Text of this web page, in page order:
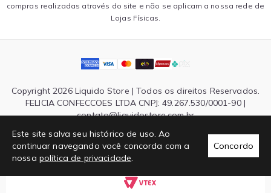
Este site salva seu histórico de uso. Ao
continuar navegando você concorda com a
nossa política de privacidade.
Concordo
compras realizadas através do site e não se aplicam a nossa rede de
Lojas Físicas.
Copyright 2026 Liquido Store | Todos os direitos Reservados.
FELICIA CONFECCOES LTDA CNPJ: 49.267.530/0001-90 |
contato@liquidostore.com.br
000